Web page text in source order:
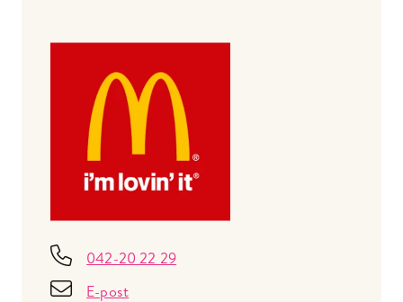
042-20 22 29
E-post